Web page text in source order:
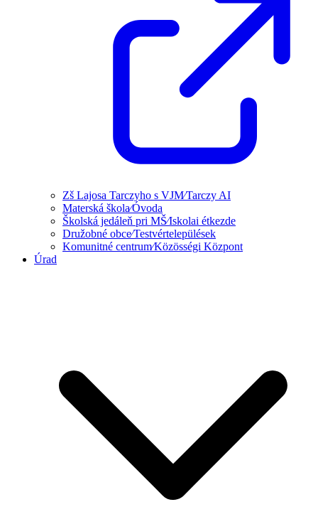
Zš Lajosa Tarczyho s VJM⁄Tarczy AI
Materská škola⁄Óvoda
Školská jedáleň pri MŠ⁄Iskolai étkezde
Družobné obce⁄Testvértelepülések
Komunitné centrum⁄Közösségi Központ
Úrad